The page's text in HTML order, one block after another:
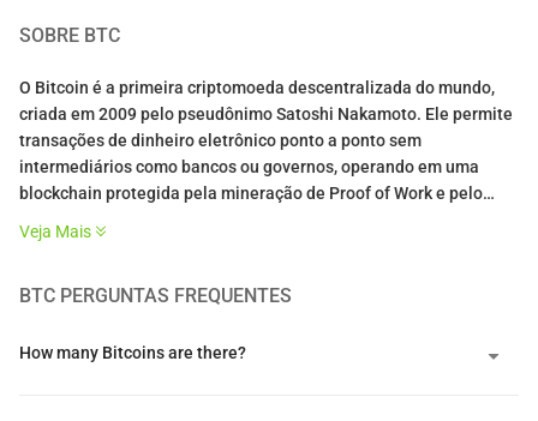
SOBRE BTC
O Bitcoin é a primeira criptomoeda descentralizada do mundo,
criada em 2009 pelo pseudônimo Satoshi Nakamoto. Ele permite
transações de dinheiro eletrônico ponto a ponto sem
intermediários como bancos ou governos, operando em uma
blockchain protegida pela mineração de Proof of Work e pelo
reduções programáticas a cada quatro anos que diminuem as
ativo digital deflacionário frequentemente chamado de "ouro
Veja Mais
BTC PERGUNTAS FREQUENTES
How many Bitcoins are there?